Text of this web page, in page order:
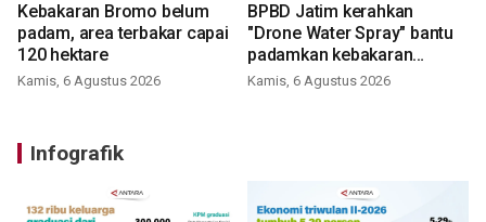
Kebakaran Bromo belum
padam, area terbakar capai
120 hektare
Kamis, 6 Agustus 2026
BPBD Jatim kerahkan
"Drone Water Spray" bantu
padamkan kebakaran
Bromo
Kamis, 6 Agustus 2026
Infografik